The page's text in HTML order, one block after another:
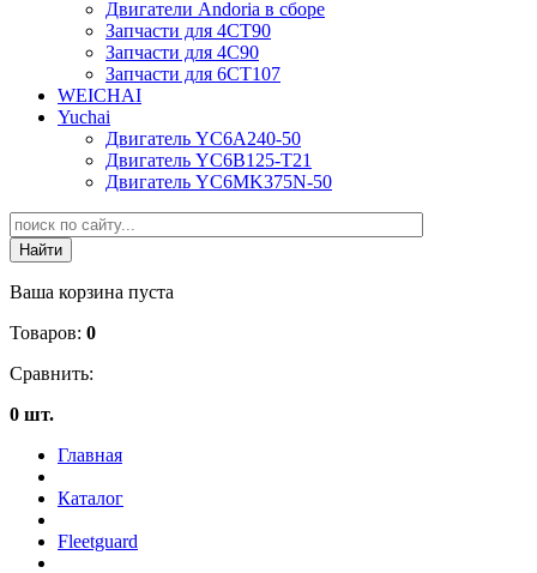
Двигатели Andoria в сборе
Запчасти для 4CT90
Запчасти для 4С90
Запчасти для 6CT107
WEICHAI
Yuchai
Двигатель YC6A240-50
Двигатель YC6B125-T21
Двигатель YC6MK375N-50
Ваша корзина пуста
Товаров: 0
Сравнить:
0 шт.
Главная
Каталог
Fleetguard